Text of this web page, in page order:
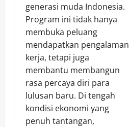
generasi muda Indonesia.
Program ini tidak hanya
membuka peluang
mendapatkan pengalaman
kerja, tetapi juga
membantu membangun
rasa percaya diri para
lulusan baru. Di tengah
kondisi ekonomi yang
penuh tantangan,